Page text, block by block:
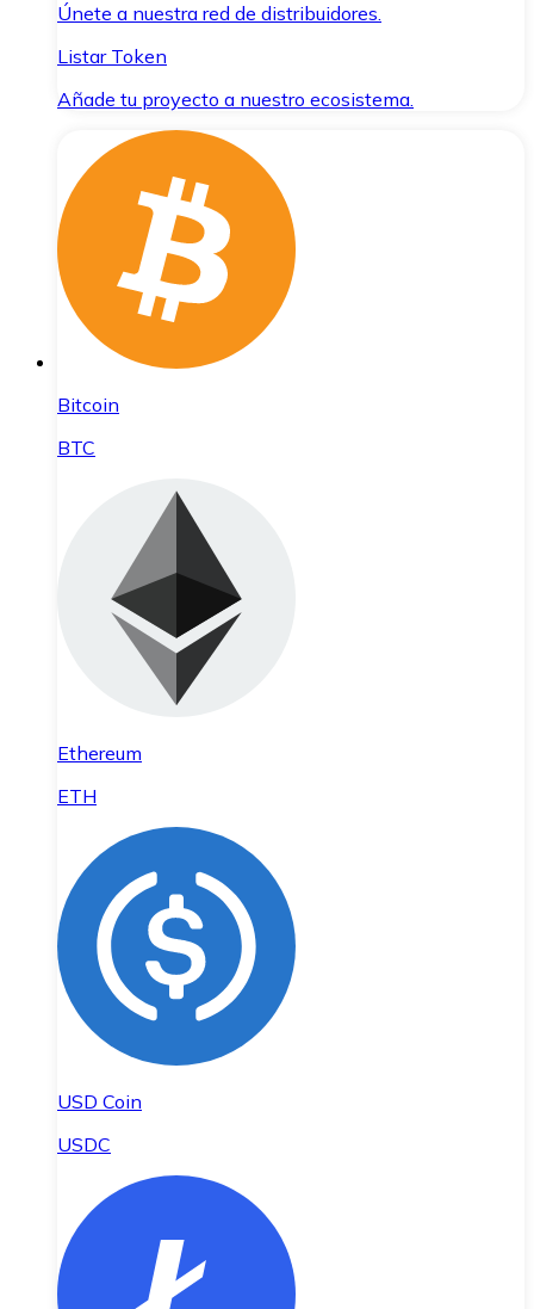
Únete a nuestra red de distribuidores.
Listar Token
Añade tu proyecto a nuestro ecosistema.
Bitcoin
BTC
Ethereum
ETH
USD Coin
USDC